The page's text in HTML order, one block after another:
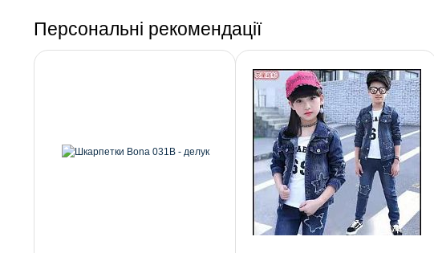
Персональні рекомендації